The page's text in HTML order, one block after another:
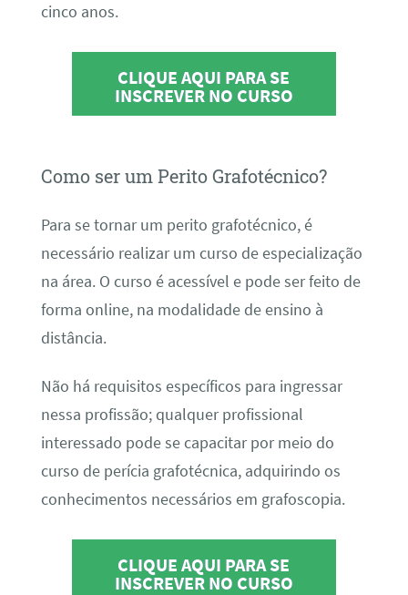
cinco anos.
CLIQUE AQUI PARA SE
INSCREVER NO CURSO
Como ser um Perito Grafotécnico?
Para se tornar um perito grafotécnico, é
necessário realizar um curso de especialização
na área. O curso é acessível e pode ser feito de
forma online, na modalidade de ensino à
distância.
Não há requisitos específicos para ingressar
nessa profissão; qualquer profissional
interessado pode se capacitar por meio do
curso de perícia grafotécnica, adquirindo os
conhecimentos necessários em grafoscopia.
CLIQUE AQUI PARA SE
INSCREVER NO CURSO